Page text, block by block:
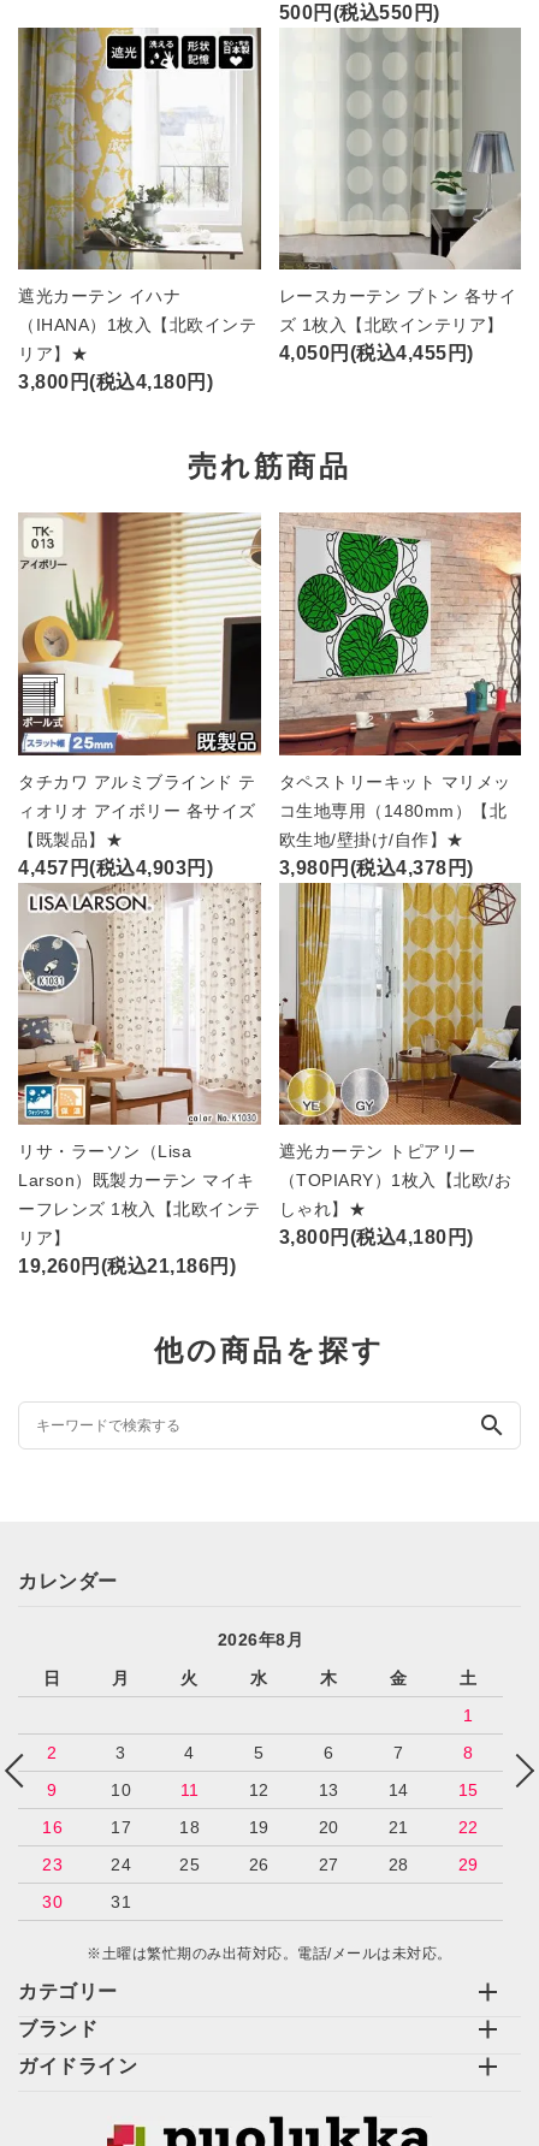
500円(税込550円)
遮光カーテン イハナ
（IHANA）1枚入【北欧インテ
リア】★
3,800円(税込4,180円)
レースカーテン ブトン 各サイ
ズ 1枚入【北欧インテリア】
4,050円(税込4,455円)
売れ筋商品
タチカワ アルミブラインド テ
ィオリオ アイボリー 各サイズ
【既製品】★
4,457円(税込4,903円)
タペストリーキット マリメッ
コ生地専用（1480mm）【北
欧生地/壁掛け/自作】★
3,980円(税込4,378円)
リサ・ラーソン（Lisa
Larson）既製カーテン マイキ
ーフレンズ 1枚入【北欧インテ
リア】
19,260円(税込21,186円)
遮光カーテン トピアリー
（TOPIARY）1枚入【北欧/お
しゃれ】★
3,800円(税込4,180円)
他の商品を探す
search
カテゴリー
ブランド
ガイドライン
カレンダー
2026年8月
日
月 火 水 木 金
土
1
2
3 4 5 6 7
8
9
10 11 12 13 14
15
16
17 18 19 20 21
22
23
24 25 26 27 28
29
30
31
※土曜は繁忙期のみ出荷対応。電話/メールは未対応。